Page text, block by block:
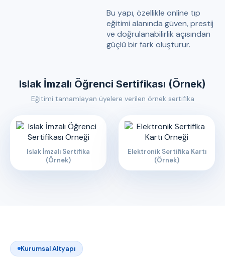
Bu yapı, özellikle online tıp
eğitimi alanında güven, prestij
ve doğrulanabilirlik açısından
güçlü bir fark oluşturur.
Islak İmzalı Öğrenci Sertifikası (Örnek)
Eğitimi tamamlayan üyelere verilen örnek sertifika
Islak İmzalı Sertifika
(Örnek)
Elektronik Sertifika Kartı
(Örnek)
Kurumsal Altyapı